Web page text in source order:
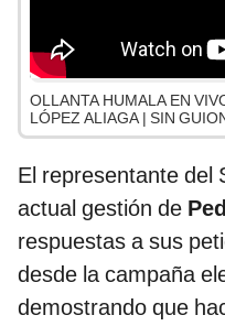
OLLANTA HUMALA EN
LÓPEZ ALIAGA | SIN
El representante del
actual gestión de
respuestas a sus
desde la campaña
demostrando que